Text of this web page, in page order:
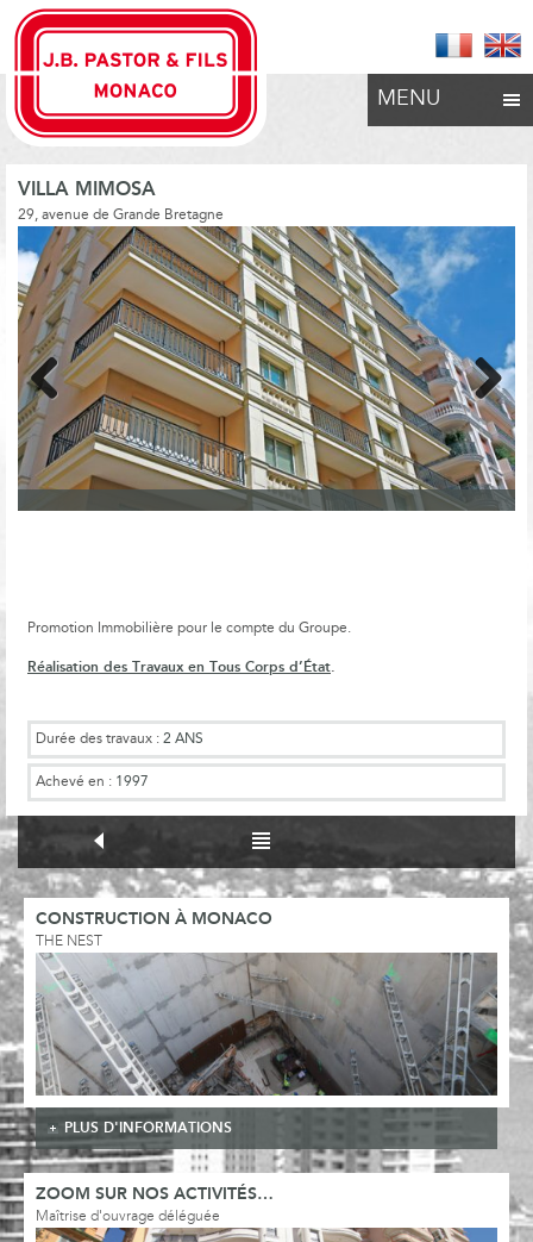
MENU
VILLA MIMOSA
29, avenue de Grande Bretagne
Previous Next
Promotion Immobilière pour le compte du Groupe.
Réalisation des Travaux en Tous Corps d’État
Durée des travaux : 2 ANS
Achevé en : 1997
CONSTRUCTION À MONACO
THE NEST
PLUS D'INFORMATIONS
ZOOM SUR NOS ACTIVITÉS…
Maîtrise d'ouvrage déléguée